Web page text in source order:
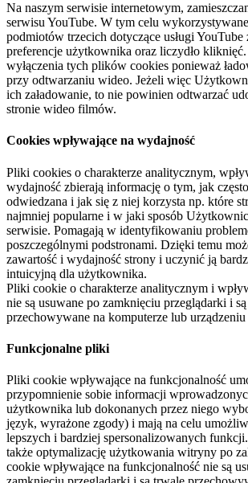
Na naszym serwisie internetowym,
serwisu YouTube. W tym celu
podmiotów trzecich dotyczące usługi YouTube
preferencje użytkownika oraz liczydło
wyłączenia tych plików cookies ponieważ
przy odtwarzaniu wideo. Jeżeli więc
ich załadowanie, to nie powinien odtwarzać
stronie wideo filmów.
Cookies wpływające na wydajność
Pliki cookies o charakterze analitycznym,
wydajność zbierają informację o tym, jak
odwiedzana i jak się z niej korzysta np. które
najmniej popularne i w jaki sposób
serwisie. Pomagają w identyfikowaniu
poszczególnymi podstronami. Dzięki temu
zawartość i wydajność strony i uczynić ją
intuicyjną dla użytkownika.
Pliki cookie o charakterze analitycznym i
nie są usuwane po zamknięciu przeglądarki i
przechowywane na komputerze lub
Funkcjonalne pliki
Pliki cookie wpływające na funkcjonalność
przypomnienie sobie informacji
użytkownika lub dokonanych przez niego
język, wyrażone zgody) i mają na celu
lepszych i bardziej spersonalizowanych
także optymalizację użytkowania witryny po
cookie wpływające na funkcjonalność nie są